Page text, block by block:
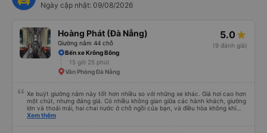
Ngày cập nhật: 09/08/2026
Hoàng Phát (Đà Nẵng)
Giường nằm 44 chỗ
5.0
(9 đánh giá)
Bến xe Krông Bông
15 giờ 25 phút
Văn Phòng Đà Nẵng
Xe buýt giường nằm này tốt hơn nhiều so với những xe khác. Giá hơi cao hơn
một chút, nhưng đáng giá. Có nhiều không gian giữa các hành khách, giường
lớn và thoải mái, hai chai nước ở chỗ ngồi của bạn, và điều hòa không khí
ngay tại chỗ ngồi mà bạn có thể bật tắt. Nhân viên thân thiện và tài xế lái xe
Xem thêm